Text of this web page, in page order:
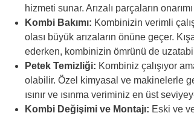
hizmeti sunar. Arızalı parçaların
Kombi Bakımı: Kombinizin verimli
olası büyük arızaların önüne geçer.
ederken, kombinizin ömrünü de
Petek Temizliği: Kombiniz çalışıyor
olabilir. Özel kimyasal ve makinelerle
ısınır ve ısınma veriminiz en üst
Kombi Değişimi ve Montajı: Eski ve